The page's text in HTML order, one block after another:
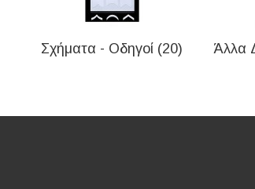
Σχήματα - Οδηγοί (20) Άλλα